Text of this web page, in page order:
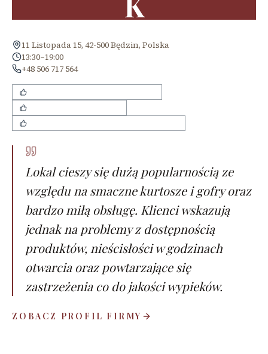
11 Listopada 15, 42-500 Będzin, Polska
13:30–19:00
+48 506 717 564
Lokal cieszy się dużą popularnością ze
względu na smaczne kurtosze i gofry oraz
bardzo miłą obsługę. Klienci wskazują
jednak na problemy z dostępnością
produktów, nieścisłości w godzinach
otwarcia oraz powtarzające się
zastrzeżenia co do jakości wypieków.
ZOBACZ PROFIL FIRMY